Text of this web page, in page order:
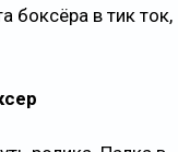
боксёра в тик ток,